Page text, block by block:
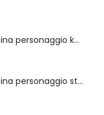
Set asilo 3 pezzi bambina personaggio kuromi
Set 5 pezzi asilo bambina personaggio stitch angel